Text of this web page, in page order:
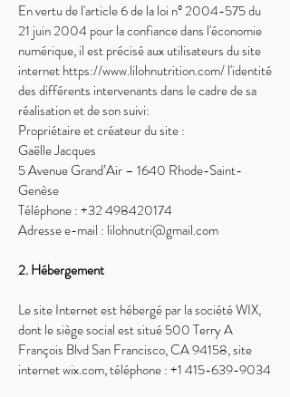
En vertu de l'article 6 de la loi n°2004-575du
21 juin 2004 pour la confiance dans l'économie
numérique, il est précisé aux utilisateurs du site
internethttps://www.lilohnutrition.com/l'identité
des différents intervenants dans le cadre de sa
réalisation et de son suivi:
Propriétaire et créateur du site :
Gaëlle Jacques
5 Avenue Grand’Air – 1640 Rhode-Saint-
Genèse
Téléphone :+32 498420174
Adresse e-mail : lilohnutri@gmail.com
2. Hébergement
Le site Internet est hébergé par la société WIX,
dont le siège social est situé 500 Terry A
François Blvd San Francisco, CA 94158, site
internet wix.com, téléphone :+1 415-639-9034